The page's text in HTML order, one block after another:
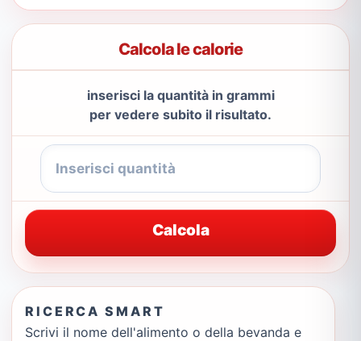
Calcola le calorie
inserisci la quantità in grammi
per vedere subito il risultato.
Calcola
RICERCA SMART
Scrivi il nome dell'alimento o della bevanda e